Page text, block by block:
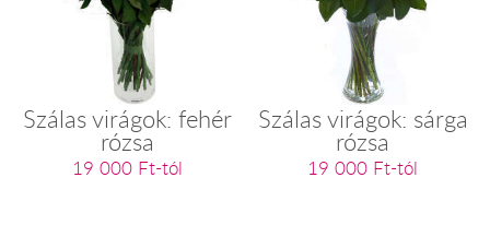
Szálas virágok: fehér
rózsa
19 000 Ft-tól
Szálas virágok: sárga
rózsa
19 000 Ft-tól